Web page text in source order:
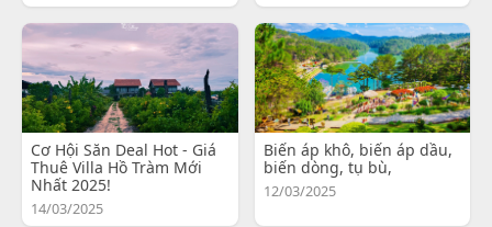
Cơ Hội Săn Deal Hot - Giá
Thuê Villa Hồ Tràm Mới
Nhất 2025!
14/03/2025
Biến áp khô, biến áp dầu,
biến dòng, tụ bù,
12/03/2025